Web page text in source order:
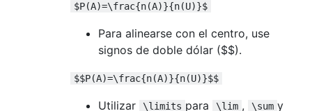
$P(A)=\frac{n(A)}{n(U)}$
Para alinearse con el centro, use
signos de doble dólar ($$).
$$P(A)=\frac{n(A)}{n(U)}$$
Utilizar \limits para \lim , \sum y